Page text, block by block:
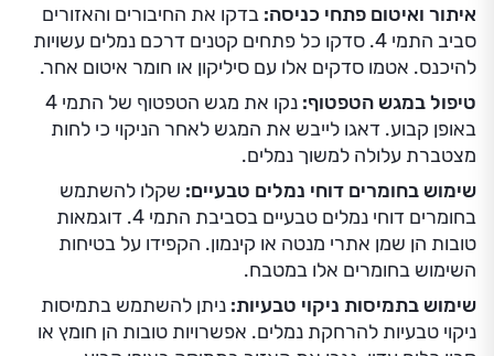
איתור ואיטום פתחי כניסה: בדקו את החיבורים והאזורים
סביב התמי 4. סדקו כל פתחים קטנים דרכם נמלים עשויות
להיכנס. אטמו סדקים אלו עם סיליקון או חומר איטום אחר.
טיפול במגש הטפטוף:
נקו את מגש הטפטוף של התמי 4
באופן קבוע. דאגו לייבש את המגש לאחר הניקוי כי לחות
מצטברת עלולה למשוך נמלים.
שימוש בחומרים דוחי נמלים טבעיים: שקלו להשתמש
בחומרים דוחי נמלים טבעיים בסביבת התמי 4. דוגמאות
טובות הן שמן אתרי מנטה או קינמון. הקפידו על בטיחות
השימוש בחומרים אלו במטבח.
שימוש בתמיסות ניקוי טבעיות: ניתן להשתמש בתמיסות
ניקוי טבעיות להרחקת נמלים. אפשרויות טובות הן חומץ או